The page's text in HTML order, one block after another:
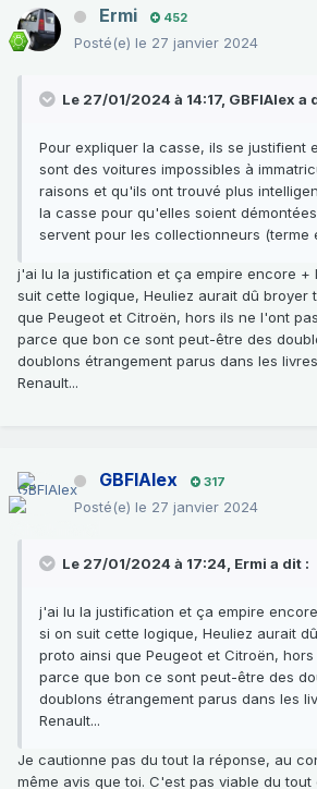
Ermi 452
Posté(e) le 27 janvier 2024
Le 27/01/2024 à 14:17, GBFIAlex a
Pour expliquer la casse, ils se justifient
sont des voitures impossibles à
raisons et qu'ils ont trouvé plus
la casse pour qu'elles soient
servent pour les collectionneurs (terme
j'ai lu la justification et ça empire encore +
suit cette logique, Heuliez aurait dû broyer
que Peugeot et Citroën, hors ils ne l'ont
parce que bon ce sont peut-être des
doublons étrangement parus dans les
Renault...
GBFIAlex 317
Posté(e) le 27 janvier 2024
Le 27/01/2024 à 17:24, Ermi a dit :
j'ai lu la justification et ça empire
si on suit cette logique, Heuliez aurait
proto ainsi que Peugeot et Citroën,
parce que bon ce sont peut-être des
doublons étrangement parus dans les
Renault...
Je cautionne pas du tout la réponse, au
même avis que toi. C'est pas viable du tout